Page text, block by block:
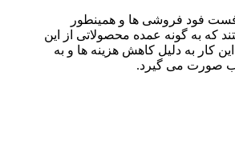
فست فود فروشی ها و همینطور
که به گونه عمده محصولاتی از این
این کار به دلیل کاهش هزینه ها و به
صورت می گیرد.